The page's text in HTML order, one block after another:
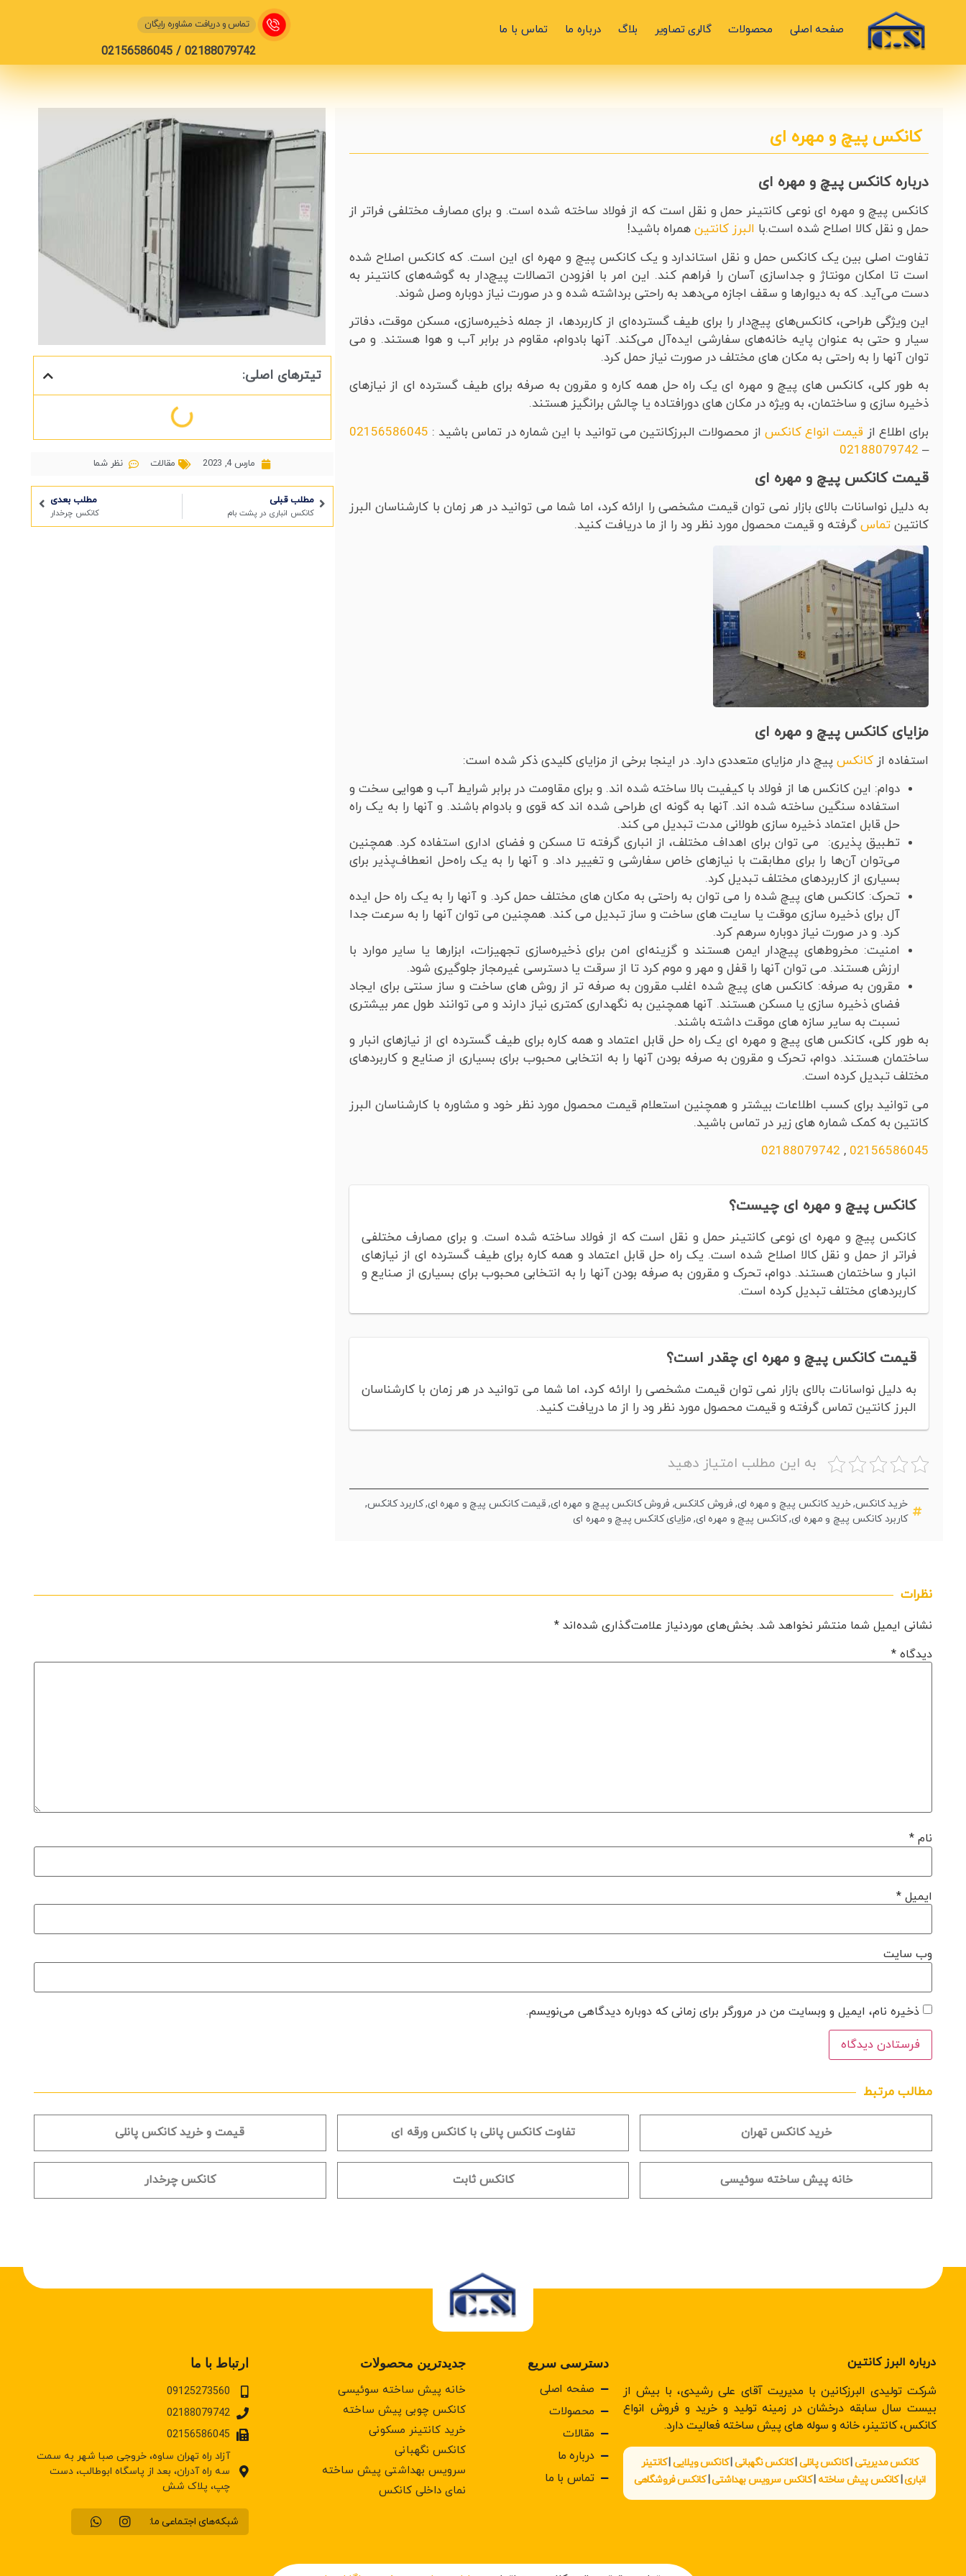
صفحه اصلی محصولات گالری تصاویر بلاگ درباره ما تماس با ما تماس و دریافت مشاوره رایگان
02188079742 / 02156586045
کانکس پیچ و مهره ای
درباره کانکس پیچ و مهره ای
کانکس پیچ و مهره ای نوعی کانتینر حمل و نقل است که از فولاد ساخته شده است. و برای مصارف مختلفی فراتر از
حمل و نقل کالا اصلاح شده است.با البرز کانتین همراه باشید!
تفاوت اصلی بین یک کانکس حمل و نقل استاندارد و یک کانکس پیچ و مهره ای این است. که کانکس اصلاح شده
است تا امکان مونتاژ و جداسازی آسان را فراهم کند. این امر با افزودن اتصالات پیچ‌دار به گوشه‌های کانتینر به
دست می‌آید. که به دیوارها و سقف اجازه می‌دهد به راحتی برداشته شده و در صورت نیاز دوباره وصل شوند.
این ویژگی طراحی، کانکس‌های پیچ‌دار را برای طیف گسترده‌ای از کاربردها، از جمله ذخیره‌سازی، مسکن موقت، دفاتر
سیار و حتی به عنوان پایه خانه‌های سفارشی ایده‌آل می‌کند. آنها بادوام، مقاوم در برابر آب و هوا هستند. و می
توان آنها را به راحتی به مکان های مختلف در صورت نیاز حمل کرد.
به طور کلی، کانکس های پیچ و مهره ای یک راه حل همه کاره و مقرون به صرفه برای طیف گسترده ای از نیازهای
ذخیره سازی و ساختمان، به ویژه در مکان های دورافتاده یا چالش برانگیز هستند.
برای اطلاع از قیمت انواع کانکس از محصولات البرزکانتین می توانید با این شماره در تماس باشید : 02156586045
–
02188079742
قیمت کانکس پیچ و مهره ای
به دلیل نواسانات بالای بازار نمی توان قیمت مشخصی را ارائه کرد، اما شما می توانید در هر زمان با کارشناسان البرز
کانتین تماس گرفته و قیمت محصول مورد نظر ود را از ما دریافت کنید.
مزایای کانکس پیچ و مهره ای
استفاده از کانکس پیچ دار مزایای متعددی دارد. در اینجا برخی از مزایای کلیدی ذکر شده است:
دوام: این کانکس ها از فولاد با کیفیت بالا ساخته شده اند. و برای مقاومت در برابر شرایط آب و هوایی سخت و
استفاده سنگین ساخته شده اند. آنها به گونه ای طراحی شده اند که قوی و بادوام باشند. و آنها را به یک راه
حل قابل اعتماد ذخیره سازی طولانی مدت تبدیل می کند.
تطبیق پذیری: می توان برای اهداف مختلف، از انباری گرفته تا مسکن و فضای اداری استفاده کرد. همچنین
می‌توان آن‌ها را برای مطابقت با نیازهای خاص سفارشی و تغییر داد. و آنها را به یک راه‌حل انعطاف‌پذیر برای
بسیاری از کاربردهای مختلف تبدیل کرد.
تحرک: کانکس های پیچ شده را می توان به راحتی به مکان های مختلف حمل کرد. و آنها را به یک راه حل ایده
آل برای ذخیره سازی موقت یا سایت های ساخت و ساز تبدیل می کند. همچنین می توان آنها را به سرعت جدا
کرد. و در صورت نیاز دوباره سرهم کرد.
امنیت: مخروط‌های پیچ‌دار ایمن هستند و گزینه‌ای امن برای ذخیره‌سازی تجهیزات، ابزارها یا سایر موارد با
ارزش هستند. می توان آنها را قفل و مهر و موم کرد تا از سرقت یا دسترسی غیرمجاز جلوگیری شود.
مقرون به صرفه: کانکس های پیچ شده اغلب مقرون به صرفه تر از روش های ساخت و ساز سنتی برای ایجاد
فضای ذخیره سازی یا مسکن هستند. آنها همچنین به نگهداری کمتری نیاز دارند و می توانند طول عمر بیشتری
نسبت به سایر سازه های موقت داشته باشند.
به طور کلی، کانکس های پیچ و مهره ای یک راه حل قابل اعتماد و همه کاره برای طیف گسترده ای از نیازهای انبار و
ساختمان هستند. دوام، تحرک و مقرون به صرفه بودن آنها را به انتخابی محبوب برای بسیاری از صنایع و کاربردهای
مختلف تبدیل کرده است.
می توانید برای کسب اطلاعات بیشتر و همچنین استعلام قیمت محصول مورد نظر خود و مشاوره با کارشناسان البرز
کانتین به کمک شماره های زیر در تماس باشید.
02156586045
,
02188079742
کانکس پیچ و مهره ای چیست؟
کانکس پیچ و مهره ای نوعی کانتینر حمل و نقل است که از فولاد ساخته شده است. و برای مصارف مختلفی
فراتر از حمل و نقل کالا اصلاح شده است. یک راه حل قابل اعتماد و همه کاره برای طیف گسترده ای از نیازهای
انبار و ساختمان هستند. دوام، تحرک و مقرون به صرفه بودن آنها را به انتخابی محبوب برای بسیاری از صنایع و
کاربردهای مختلف تبدیل کرده است.
قیمت کانکس پیچ و مهره ای چقدر است؟
به دلیل نواسانات بالای بازار نمی توان قیمت مشخصی را ارائه کرد، اما شما می توانید در هر زمان با کارشناسان
البرز کانتین تماس گرفته و قیمت محصول مورد نظر ود را از ما دریافت کنید.
به این مطلب امتیاز دهید
خرید کانکس,خرید کانکس پیچ و مهره ای, فروش کانکس, فروش کانکس پیچ و مهره ای, قیمت کانکس پیچ و مهره ای,کاربرد کانکس,
کاربرد کانکس پیچ و مهره ای,کانکس پیچ و مهره ای, مزایای کانکس پیچ و مهره ای
تیترهای اصلی:
مارس 4, 2023 مقالات نظر شما
مطلب قبلی
کانکس انباری در پشت بام
مطلب بعدی
کانکس چرخدار
نظرات
نشانی ایمیل شما منتشر نخواهد شد. بخش‌های موردنیاز علامت‌گذاری شده‌اند *
دیدگاه *
نام *
ایمیل *
وب‌ سایت
ذخیره نام، ایمیل و وبسایت من در مرورگر برای زمانی که دوباره دیدگاهی می‌نویسم.
مطالب مرتبط
خرید کانکس تهران تفاوت کانکس پانلی با کانکس ورقه ای قیمت و خرید کانکس پانلی
خانه پیش ساخته سوئیسی کانکس ثابت کانکس چرخدار
درباره البرز کانتین
شرکت تولیدی البرزکانین با مدیریت آقای علی رشیدی، با بیش از
بیست سال سابقه درخشان در زمینه تولید و خرید و فروش انواع
کانکس، کانتینر، خانه و سوله های پیش ساخته فعالیت دارد.
کانکس مدیریتی|کانکس پانلی|کانکس نگهبانی|کانکس ویلایی|کانتینر
انباری|کانکس پیش ساخته |کانکس سرویس بهداشتی|کانکس فروشگاهی
دسترسی سریع
صفحه اصلی
محصولات
مقالات
درباره ما
تماس با ما
جدیدترین محصولات
خانه پیش ساخته سوئیسی
کانکس چوبی پیش ساخته
خرید کانتینر مسکونی
كانكس نگهبانی
سرويس بهداشتی پيش ساخته
نمای داخلی کانکس
ارتباط با ما
09125273560
02188079742
02156586045
آزاد راه تهران ساوه، خروجی صبا شهر به سمت
سه راه آدران، بعد از پاسگاه ابوطالب، دست
چپ، پلاک شش
شبکه‌های اجتماعی ما: